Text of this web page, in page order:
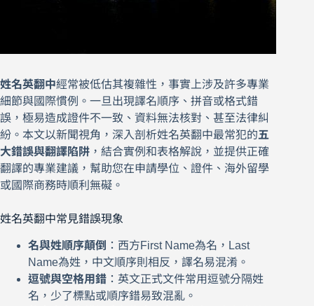
姓名英翻中經常被低估其複雜性，事實上涉及許多專業
細節與國際慣例。一旦出現譯名順序、拼音或格式錯
誤，極易造成證件不一致、資料無法核對、甚至法律糾
紛。本文以新聞視角，深入剖析姓名英翻中最常犯的五
大錯誤與翻譯陷阱 ，結合實例和表格解說，並提供正確
翻譯的專業建議，幫助您在申請學位、證件、海外留學
或國際商務時順利無礙。
姓名英翻中常見錯誤現象
名與姓順序顛倒 ：西方First Name為名，Last
Name為姓，中文順序則相反，譯名易混淆。
逗號與空格用錯 ：英文正式文件常用逗號分隔姓
名，少了標點或順序錯易致混亂。